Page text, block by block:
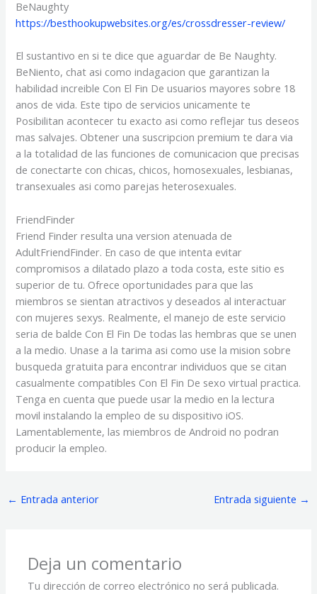
BeNaughty
https://besthookupwebsites.org/es/crossdresser-review/
El sustantivo en si te dice que aguardar de Be Naughty.
BeNiento, chat asi­ como indagacion que garantizan la
habilidad increible Con El Fin De usuarios mayores sobre 18
anos de vida. Este tipo de servicios unicamente te
Posibilitan acontecer tu exacto asi­ como reflejar tus deseos
mas salvajes. Obtener una suscripcion premium te dara via
a la totalidad de las funciones de comunicacion que precisas
de conectarte con chicas, chicos, homosexuales, lesbianas,
transexuales asi­ como parejas heterosexuales.
FriendFinder
Friend Finder resulta una version atenuada de
AdultFriendFinder. En caso de que intenta evitar
compromisos a dilatado plazo a toda costa, este sitio es
superior de tu. Ofrece oportunidades para que las
miembros se sientan atractivos y deseados al interactuar
con mujeres sexys. Realmente, el manejo de este servicio
seri­a de balde Con El Fin De todas las hembras que se unen
a la medio. Unase a la tarima asi­ como use la mision sobre
busqueda gratuita para encontrar individuos que se citan
casualmente compatibles Con El Fin De sexo virtual practica.
Tenga en cuenta que puede usar la medio en la lectura
movil instalando la empleo de su dispositivo iOS.
Lamentablemente, las miembros de Android no podran
producir la empleo.
← Entrada anterior Entrada siguiente →
Deja un comentario
Tu dirección de correo electrónico no será publicada.